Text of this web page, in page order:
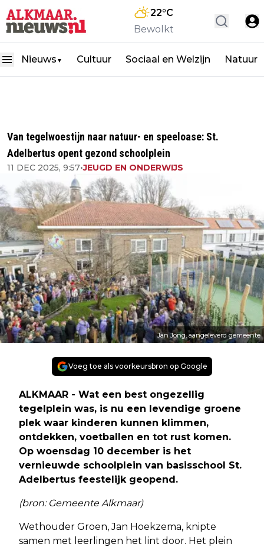
22°C
Bewolkt
Nieuws ▼ Cultuur Sociaal en Welzijn Natuur
Van tegelwoestijn naar natuur- en speeloase: St.
Adelbertus opent gezond schoolplein
11 DEC 2025, 9:57•JEUGD EN ONDERWIJS
Jan Jong, aangeleverd gemeente
Voeg toe als voorkeursbron op Google
ALKMAAR - Wat een best ongezellig
tegelplein was, is nu een levendige groene
plek waar kinderen kunnen klimmen,
ontdekken, voetballen en tot rust komen.
Op woensdag 10 december is het
vernieuwde schoolplein van basisschool St.
Adelbertus feestelijk geopend.
(bron: Gemeente Alkmaar)
Wethouder Groen, Jan Hoekzema, knipte
samen met leerlingen het lint door. Het plein